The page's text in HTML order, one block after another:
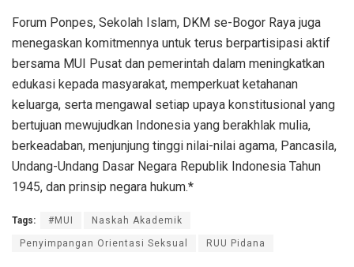
Forum Ponpes, Sekolah Islam, DKM se-Bogor Raya juga
menegaskan komitmennya untuk terus berpartisipasi aktif
bersama MUI Pusat dan pemerintah dalam meningkatkan
edukasi kepada masyarakat, memperkuat ketahanan
keluarga, serta mengawal setiap upaya konstitusional yang
bertujuan mewujudkan Indonesia yang berakhlak mulia,
berkeadaban, menjunjung tinggi nilai-nilai agama, Pancasila,
Undang-Undang Dasar Negara Republik Indonesia Tahun
1945, dan prinsip negara hukum.*
Tags: #MUI Naskah Akademik
Penyimpangan Orientasi Seksual RUU Pidana